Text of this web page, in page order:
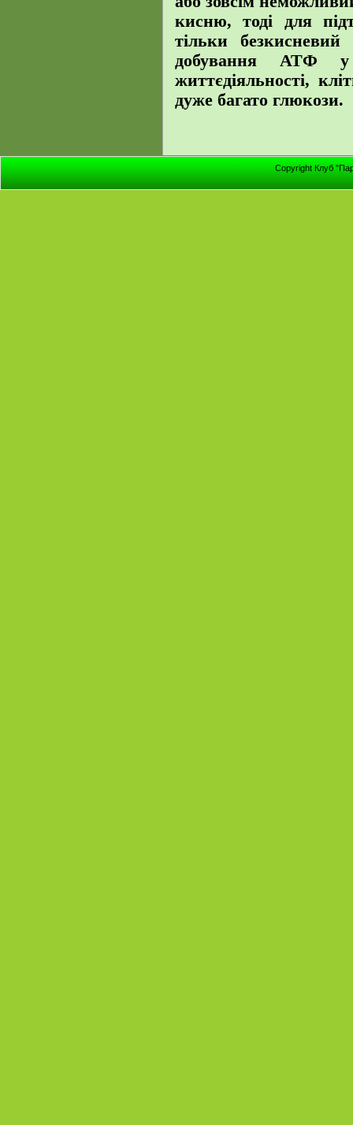
кисню, тоді для
тільки
добування АТФ у
життєдіяльності,
дуже багато глюкози.
Copyright Клуб